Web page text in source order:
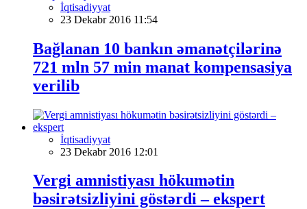
İqtisadiyyat
23 Dekabr 2016 11:54
Bağlanan 10 bankın əmanətçilərinə
721 mln 57 min manat kompensasiya
verilib
İqtisadiyyat
23 Dekabr 2016 12:01
Vergi amnistiyası hökumətin
bəsirətsizliyini göstərdi – ekspert